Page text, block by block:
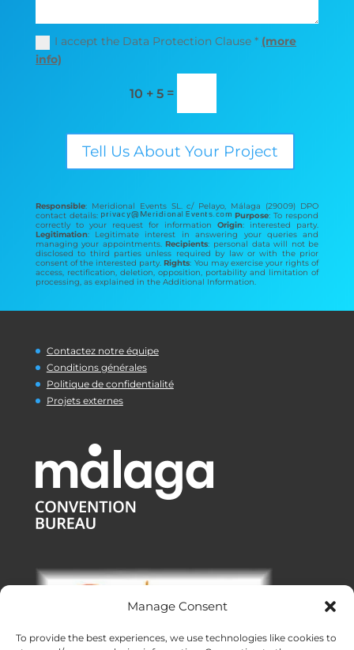
Manage Consent
To provide the best experiences, we use technologies like cookies to
I accept the Data Protection Clause * (more
info)
10 + 5=
Tell Us About Your Project
Responsible: Meridional Events SL. c/ Pelayo, Málaga (29009) DPO
contact details:
Purpose: To respond
correctly to your request for informationOrigin: interested party.
Legitimation: Legitimate interest in answering your queries and
managing your appointments.Recipients: personal data will not be
disclosed to third parties unless required by law or with the prior
consent of the interested party.Rights: You may exercise your rights of
access, rectification, deletion, opposition, portability and limitation of
processing, as explained in the Additional Information.
Contactez notre équipe
Conditions générales
Politique de confidentialité
Projets externes